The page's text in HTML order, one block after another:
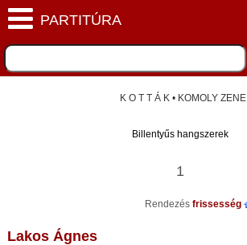
K O T T Á K • KOMOLY ZENE
Billentyűs hangszerek
1
Rendezés frissesség
Lakos Ágnes